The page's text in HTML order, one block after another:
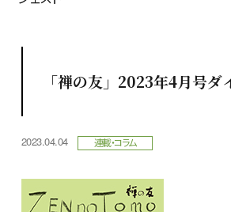
「禅の友」2023年4月号ダ
2023.04.04 連載・コラム